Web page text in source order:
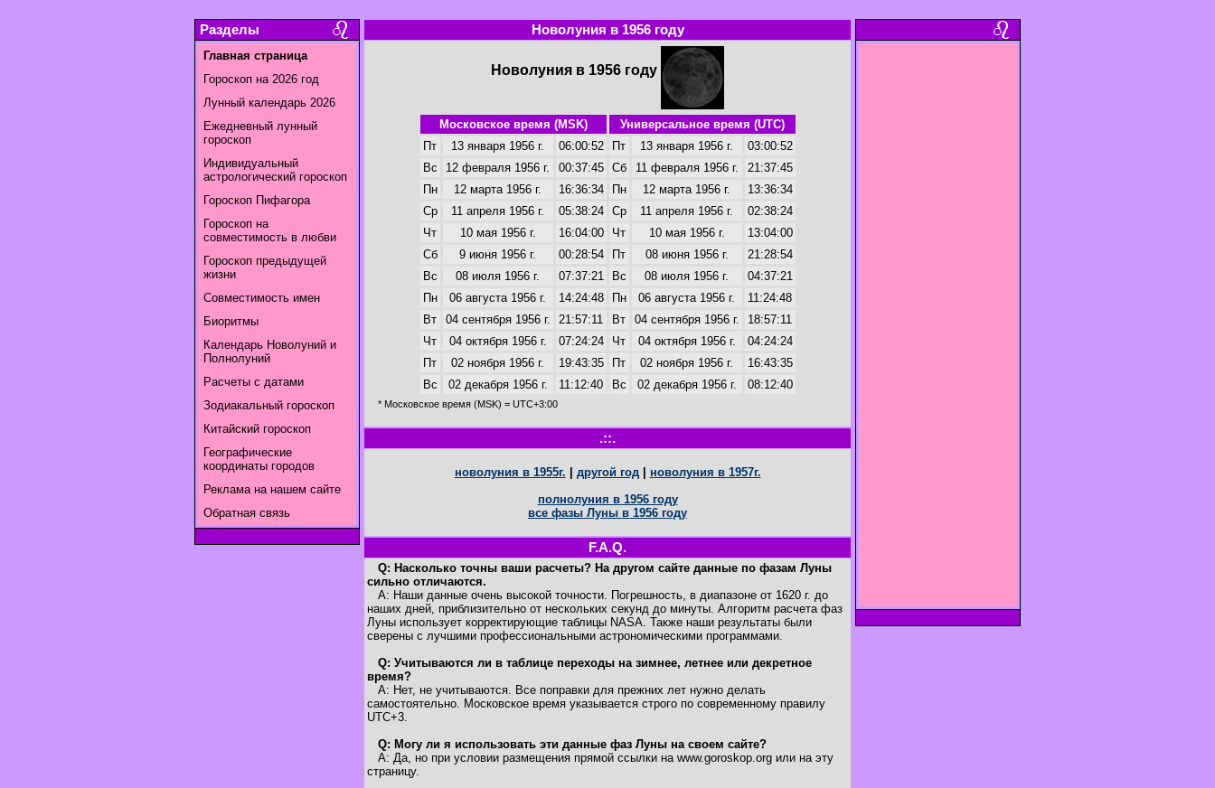
Разделы
Главная страница
Гороскоп на 2026 год
Лунный календарь 2026
Ежедневный лунный
гороскоп
Индивидуальный
астрологический гороскоп
Гороскоп Пифагора
Гороскоп на
совместимость в любви
Гороскоп предыдущей
жизни
Совместимость имен
Биоритмы
Календарь Новолуний и
Полнолуний
Расчеты с датами
Зодиакальный гороскоп
Китайский гороскоп
Географические
координаты городов
Реклама на нашем сайте
Обратная связь
Новолуния в 1956 году
Новолуния в 1956 году
Московское время (MSK)
Универсальное время (UTC)
Пт
13 января 1956 г. 06:00:52 Пт 13 января 1956 г.
03:00:52
Вс
12 февраля 1956 г. 00:37:45 Сб 11 февраля 1956 г.
21:37:45
Пн
12 марта 1956 г. 16:36:34 Пн 12 марта 1956 г.
13:36:34
Ср
11 апреля 1956 г. 05:38:24 Ср 11 апреля 1956 г.
02:38:24
Чт
10 мая 1956 г. 16:04:00 Чт 10 мая 1956 г.
13:04:00
Сб
9 июня 1956 г. 00:28:54 Пт 08 июня 1956 г.
21:28:54
Вс
08 июля 1956 г. 07:37:21 Вс 08 июля 1956 г.
04:37:21
Пн
06 августа 1956 г. 14:24:48 Пн 06 августа 1956 г.
11:24:48
Вт
04 сентября 1956 г. 21:57:11 Вт 04 сентября 1956 г.
18:57:11
Чт
04 октября 1956 г. 07:24:24 Чт 04 октября 1956 г.
04:24:24
Пт
02 ноября 1956 г. 19:43:35 Пт 02 ноября 1956 г.
16:43:35
Вс
02 декабря 1956 г. 11:12:40 Вс 02 декабря 1956 г. 08:12:40
* Московское время (MSK) = UTC+3:00
.::.
новолуния в 1955г. другой год| новолуния в 1957г.
полнолуния в 1956 году
все фазы Луны в 1956 году
F.A.Q.
Q: Насколько точны ваши расчеты? На другом сайте данные по фазам Луны
сильно отличаются.
A: Наши данные очень высокой точности. Погрешность, в диапазоне от 1620 г. до
наших дней, приблизительно от нескольких секунд до минуты. Алгоритм расчета фаз
Луны использует корректирующие таблицы NASA. Также наши результаты были
сверены с лучшими профессиональными астрономическими программами.
Q: Учитываются ли в таблице переходы на зимнее, летнее или декретное
время?
A: Нет, не учитываются. Все поправки для прежних лет нужно делать
самостоятельно. Московское время указывается строго по современному правилу
UTC+3.
Q: Могу ли я использовать эти данные фаз Луны на своем сайте?
A: Да, но при условии размещения прямой ссылки на www.goroskop.org или на эту
страницу.